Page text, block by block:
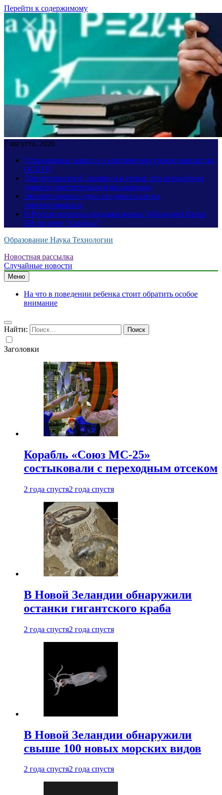
Перейти к содержимому
7 августа, 2026
Страховщики заявили о критическом уровне выплат по
ОСАГО
Для путешествий, шопинга и семьи: эти автомобили
удивили вместительным багажником
Эксперт оценил идею введения прав на
электросамокаты
В России начались продажи новых Volkswagen Passat
B9: по цене “китайца”
Образование Наука Технологии
Новостная рассылка
Случайные новости
Меню
На что в поведении ребенка стоит обратить особое
внимание
Найти:
Заголовки
Корабль «Союз МС-25»
состыковали с переходным отсеком
2 года спустя2 года спустя
В Новой Зеландии обнаружили
останки гигантского краба
2 года спустя2 года спустя
В Новой Зеландии обнаружили
свыше 100 новых морских видов
2 года спустя2 года спустя